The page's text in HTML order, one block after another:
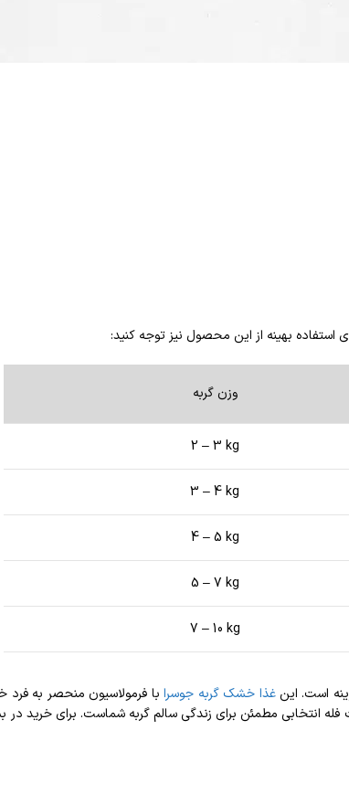
استفاده بهینه از این محصول نیز توجه کنید:
وزن گربه
2 – 3 kg
3 – 4 kg
4 – 5 kg
5 – 7 kg
7 – 10 kg
است. اینغذا خشک گربه جوسرابا فرمولاسیون منحصر به
فله انتخابی مطمئن برای زندگی سالم گربه شماست. برای